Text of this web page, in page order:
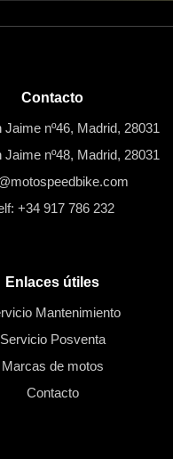
Contacto
Jaime nº46, Madrid, 28031
Jaime nº48, Madrid, 28031
+34 917 786 232
Enlaces útiles
Mantenimiento
Servicio Posventa
Marcas de motos
Contacto